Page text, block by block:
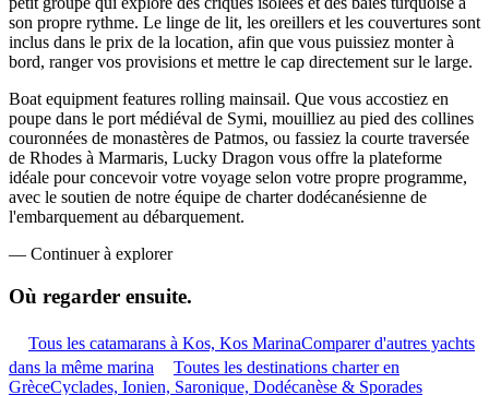
son propre rythme. Le linge de lit, les oreillers et les couvertures sont
inclus dans le prix de la location, afin que vous puissiez monter à
bord, ranger vos provisions et mettre le cap directement sur le large.
Boat equipment features rolling mainsail. Que vous accostiez en
poupe dans le port médiéval de Symi, mouilliez au pied des collines
couronnées de monastères de Patmos, ou fassiez la courte traversée
de Rhodes à Marmaris, Lucky Dragon vous offre la plateforme
idéale pour concevoir votre voyage selon votre propre programme,
avec le soutien de notre équipe de charter dodécanésienne de
l'embarquement au débarquement.
— Continuer à explorer
Où regarder ensuite.
Tous les catamarans à Kos, Kos MarinaComparer d'autres yachts
dans la même marina
Toutes les destinations charter en
GrèceCyclades, Ionien, Saronique, Dodécanèse & Sporades